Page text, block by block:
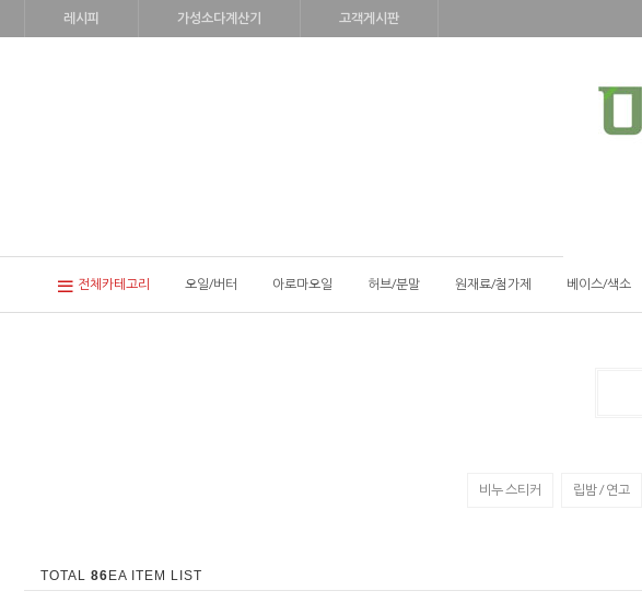
레시피 가성소다계산기 고객게시판
전체카테고리 오일/버터 아로마오일 허브/분말 원재료/첨가제 베이스/색소
비누 스티커 립밤 / 연고
TOTAL 86 EA ITEM LIST